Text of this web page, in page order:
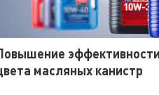
масляных канистр